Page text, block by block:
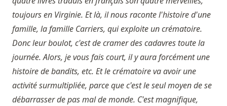
toujours en Virginie. Et là, il nous raconte l'histoire d'une
famille, la famille Carriers, qui exploite un crématoire.
Donc leur boulot, c'est de cramer des cadavres toute la
journée. Alors, je vous fais court, il y aura forcément une
histoire de bandits, etc. Et le crématoire va avoir une
activité surmultipliée, parce que c'est le seul moyen de se
débarrasser de pas mal de monde. C'est magnifique,